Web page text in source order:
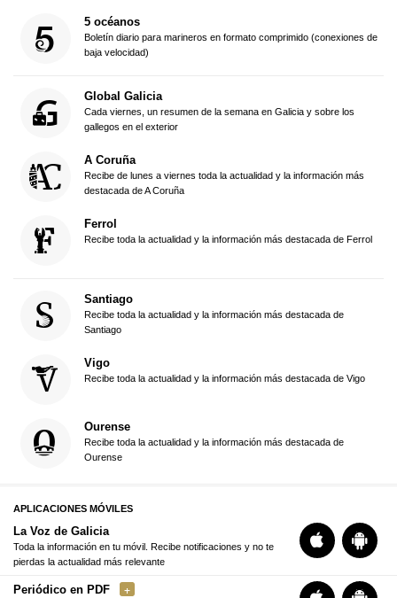
5 océanos
Boletín diario para marineros en formato comprimido (conexiones de
baja velocidad)
Global Galicia
Cada viernes, un resumen de la semana en Galicia y sobre los
gallegos en el exterior
A Coruña
Recibe de lunes a viernes toda la actualidad y la información más
destacada de A Coruña
Ferrol
Recibe toda la actualidad y la información más destacada de Ferrol
Santiago
Recibe toda la actualidad y la información más destacada de
Santiago
Vigo
Recibe toda la actualidad y la información más destacada de Vigo
Ourense
Recibe toda la actualidad y la información más destacada de
Ourense
APLICACIONES MÓVILES
La Voz de Galicia
Toda la información en tu móvil. Recibe notificaciones y no te
pierdas la actualidad más relevante
Periódico en PDF